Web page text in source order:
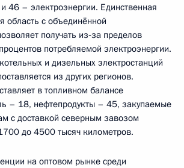
46 – электроэнергии. Единственная
с объединённой
получать из‑за пределов
потребляемой электроэнергии.
и дизельных электростанций
из других регионов.
в топливном балансе
– 18, нефтепродукты – 45, закупаемые
с доставкой северным завозом
до 4500 тысяч километров.
на оптовом рынке среди